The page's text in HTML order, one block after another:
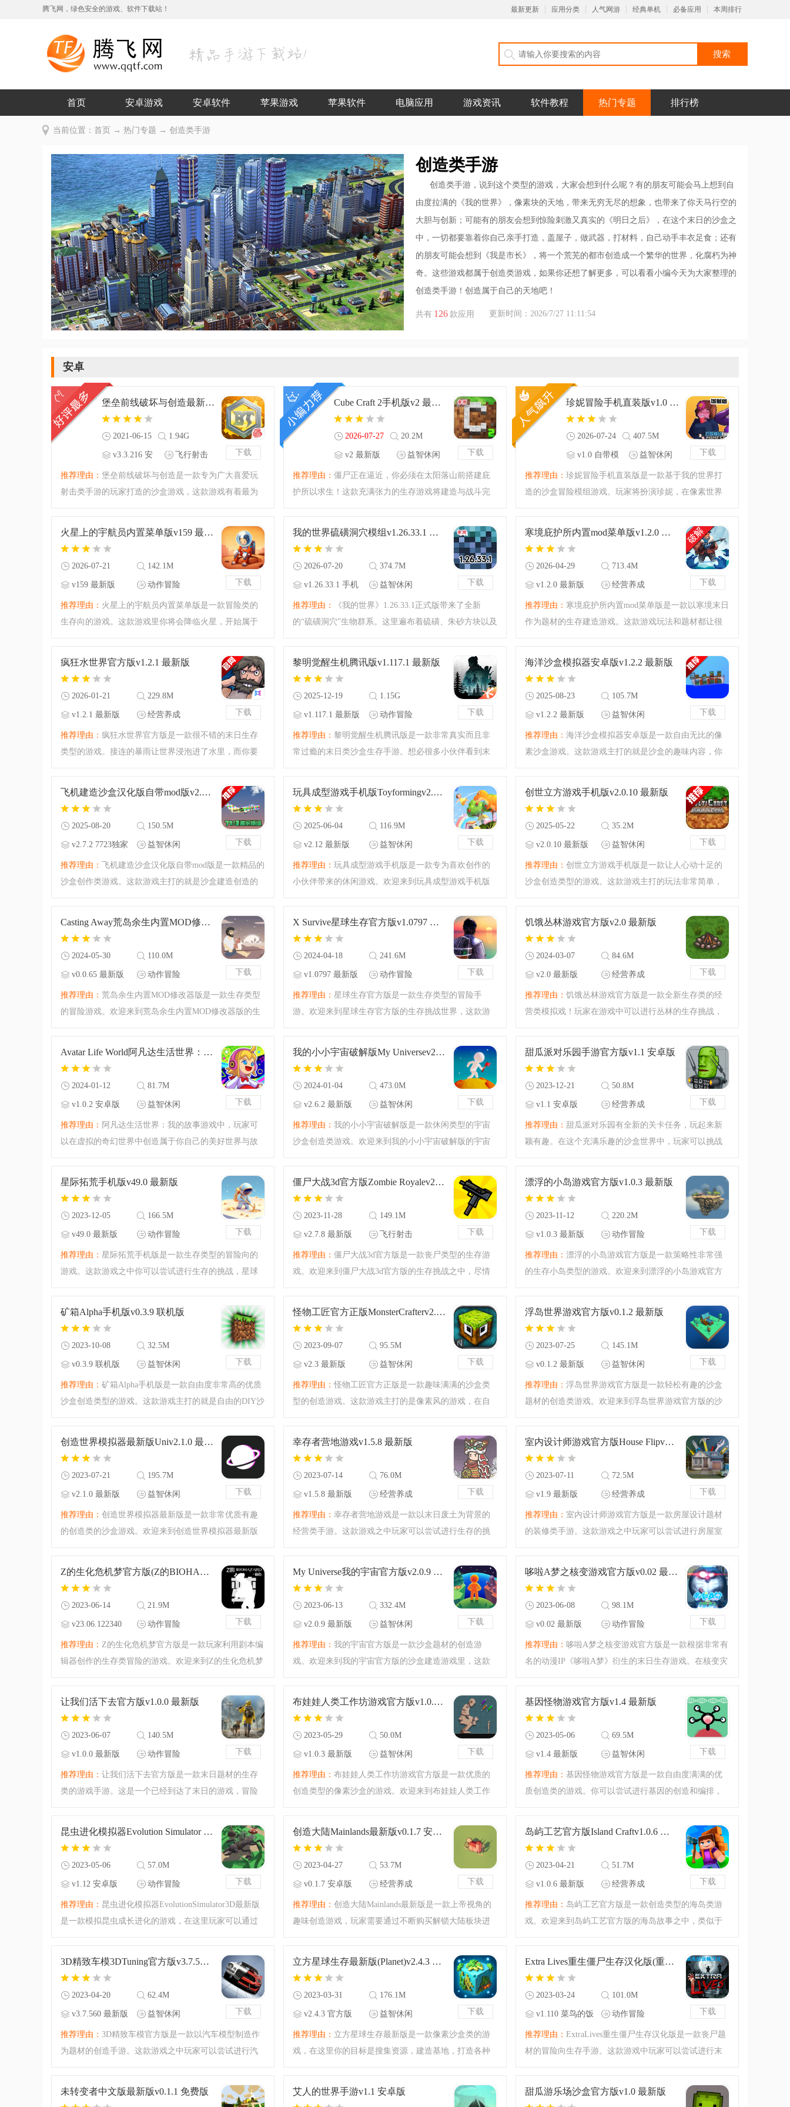
腾飞网，绿色安全的游戏、软件下载站！ 最新更新 应用分类 人气网游 经典单机 必备应用 本周排行
首页 安卓游戏 安卓软件 苹果游戏 苹果软件 电脑应用 游戏资讯 软件教程 热门专题 排行榜
当前位置： 首页 → 热门专题 → 创造类手游
创造类手游
创造类手游，说到这个类型的游戏，大家会想到什么呢？有的朋友可能会马上想到自
由度拉满的《我的世界》，像素块的天地，带来无穷无尽的想象，也带来了你天马行空的
大胆与创新；可能有的朋友会想到惊险刺激又真实的《明日之后》，在这个末日的沙盒之
中，一切都要靠着你自己亲手打造，盖屋子，做武器，打材料，自己动手丰衣足食；还有
的朋友可能会想到《我是市长》，将一个荒芜的都市创造成一个繁华的世界，化腐朽为神
奇。这些游戏都属于创造类游戏，如果你还想了解更多，可以看看小编今天为大家整理的
创造类手游！创造属于自己的天地吧！
共有 126 款应用 更新时间：2026/7/27 11:11:54
安卓
下载
堡垒前线破坏与创造最新版v3.3.216 安卓版
2021-06-15 1.94G
v3.3.216 安
飞行射击
推荐理由： 堡垒前线破坏与创造是一款专为广大喜爱玩
射击类手游的玩家打造的沙盒游戏，这款游戏有着最为
良好的射击手感，还原最初的射击游戏乐趣，打造更多
下载
Cube Craft 2手机版v2 最新版
2026-07-27 20.2M
v2 最新版 益智休闲
推荐理由： 僵尸正在逼近，你必须在太阳落山前搭建庇
护所以求生！这款充满张力的生存游戏将建造与战斗完
击，用火焰将它们彻底烧毁。在危机四伏的世界中，你
下载
珍妮冒险手机直装版v1.0 自带模组版
2026-07-24 407.5M
v1.0 自带模
益智休闲
推荐理由： 珍妮冒险手机直装版是一款基于我的世界打
造的沙盒冒险模组游戏。玩家将扮演珍妮，在像素世界
骤，下载即可直接畅玩，体验与珍妮互动的全新冒险乐
下载
火星上的宇航员内置菜单版v159 最新版
2026-07-21 142.1M
v159 最新版 动作冒险
推荐理由： 火星上的宇航员内置菜单版是一款冒险类的
生存向的游戏。这款游戏里你将会降临火星，开始属于
这里经营属于你的能量站，腾飞小编带来的还是内置菜
下载
我的世界硫磺洞穴模组v1.26.33.1 手机版
2026-07-20 374.7M
v1.26.33.1 手机
益智休闲
推荐理由：
《我的世界》1.26.33.1正式版带来了全新
的“硫磺洞穴”生物群系。这里遍布着硫磺、朱砂方块以及
态。在深岩层下，你将面对充满挑战的地下环境，利用
下载
寒境庇护所内置mod菜单版v1.2.0 最新版
2026-04-29 713.4M
v1.2.0 最新版 经营养成
推荐理由： 寒境庇护所内置mod菜单版是一款以寒境末日
作为题材的生存建造游戏。这款游戏玩法和题材都让很
内置了作弊菜单，能够为你修改各种资源内容，有兴趣
下载
疯狂水世界官方版v1.2.1 最新版
2026-01-21 229.8M
v1.2.1 最新版 经营养成
推荐理由： 疯狂水世界官方版是一款很不错的末日生存
类型的游戏。接连的暴雨让世界浸泡进了水里，而你要
生代生存模拟建造游戏，带着你的同伴一起生存和创
下载
黎明觉醒生机腾讯版v1.117.1 最新版
2025-12-19 1.15G
v1.117.1 最新版 动作冒险
推荐理由： 黎明觉醒生机腾讯版是一款非常真实而且非
常过瘾的末日类沙盒生存手游。想必很多小伙伴看到末
末日沙盒体验，超真实的特效制作，让你切实感觉身处
下载
海洋沙盒模拟器安卓版v1.2.2 最新版
2025-08-23 105.7M
v1.2.2 最新版 益智休闲
推荐理由： 海洋沙盒模拟器安卓版是一款自由无比的像
素沙盒游戏。这款游戏主打的就是沙盒的趣味内容，你
游戏，自行创作沙盒的剧本，如果你有兴趣就来腾飞网
下载
飞机建造沙盒汉化版自带mod版v2.7.2 7723独家模组版
2025-08-20 150.5M
v2.7.2 7723独家
益智休闲
推荐理由：
飞机建造沙盒汉化版自带mod版是一款精品的
沙盒创作类游戏。这款游戏主打的就是沙盒建造创造的
了7723模组菜单，你可以利用模组菜单里面的内容进行
下载
玩具成型游戏手机版Toyformingv2.12 最新版
2025-06-04 116.9M
v2.12 最新版 益智休闲
推荐理由： 玩具成型游戏手机版是一款专为喜欢创作的
小伙伴带来的休闲游戏。欢迎来到玩具成型游戏手机版
可以进行玩具物品的融合和创作，有兴趣的小伙伴可以
下载
创世立方游戏手机版v2.0.10 最新版
2025-05-22 35.2M
v2.0.10 最新版 益智休闲
推荐理由： 创世立方游戏手机版是一款让人心动十足的
沙盒创造类型的游戏。这款游戏主打的玩法非常简单，
的沙盒世界，在这里定制规则，随心去创造，有兴趣的
下载
Casting Away荒岛余生内置MOD修改器版v0.0.65 最新版
2024-05-30 110.0M
v0.0.65 最新版 动作冒险
推荐理由： 荒岛余生内置MOD修改器版是一款生存类型
的冒险游戏。欢迎来到荒岛余生内置MOD修改器版的生
建造你的营地吧！今天腾飞小编带来的是破解版本，游
下载
X Survive星球生存官方版v1.0797 最新版
2024-04-18 241.6M
v1.0797 最新版 动作冒险
推荐理由： 星球生存官方版是一款生存类型的冒险手
游。欢迎来到星球生存官方版的生存挑战世界，这款游
到生存的资源，还需要与外星的生物进行对抗！非常刺
下载
饥饿丛林游戏官方版v2.0 最新版
2024-03-07 84.6M
v2.0 最新版 经营养成
推荐理由： 饥饿丛林游戏官方版是一款全新生存类的经
营类模拟戏！玩家在游戏中可以进行丛林的生存挑战，
荒野生存种田游戏，下载饥饿丛林游戏官方版开始你的
下载
Avatar Life World阿凡达生活世界：我的故事游戏官方版v1.0.2 安卓版
2024-01-12 81.7M
v1.0.2 安卓版 益智休闲
推荐理由： 阿凡达生活世界：我的故事游戏中，玩家可
以在虚拟的奇幻世界中创造属于你自己的美好世界与故
人进行社交互动，或者展开一场刺激的冒险。这款游戏
下载
我的小小宇宙破解版My Universev2.6.2 最新版
2024-01-04 473.0M
v2.6.2 最新版 益智休闲
推荐理由： 我的小小宇宙破解版是一款休闲类型的宇宙
沙盒创造类游戏。欢迎来到我的小小宇宙破解版的宇宙
腾飞小编准备的是破解版本，资源不减反增越用越多，
下载
甜瓜派对乐园手游官方版v1.1 安卓版
2023-12-21 50.8M
v1.1 安卓版 经营养成
推荐理由： 甜瓜派对乐园有全新的关卡任务，玩起来新
颖有趣。在这个充满乐趣的沙盒世界中，玩家可以挑战
玩法和任务等待玩家去解锁，带来令人期待的趣味故事
下载
星际拓荒手机版v49.0 最新版
2023-12-05 166.5M
v49.0 最新版 动作冒险
推荐理由： 星际拓荒手机版是一款生存类型的冒险向的
游戏。这款游戏之中你可以尝试进行生存的挑战，星球
得更多的资源建造属于你的基地和家园，下载星际拓荒
下载
僵尸大战3d官方版Zombie Royalev2.7.8 最新版
2023-11-28 149.1M
v2.7.8 最新版 飞行射击
推荐理由： 僵尸大战3d官方版是一款丧尸类型的生存游
戏。欢迎来到僵尸大战3d官方版的生存挑战之中，尽情
戏，你将会作为这个世界中少有的幸存者开始属于你的
下载
漂浮的小岛游戏官方版v1.0.3 最新版
2023-11-12 220.2M
v1.0.3 最新版 动作冒险
推荐理由： 漂浮的小岛游戏官方版是一款策略性非常强
的生存小岛类型的游戏。欢迎来到漂浮的小岛游戏官方
游戏的话不妨来下载漂浮的小岛游戏官方版试试看哦！
下载
矿箱Alpha手机版v0.3.9 联机版
2023-10-08 32.5M
v0.3.9 联机版 益智休闲
推荐理由： 矿箱Alpha手机版是一款自由度非常高的优质
沙盒创造类型的游戏。这款游戏主打的就是自由的DIY沙
挑战，下载矿箱Alpha手机版试试看如何？很不错的沙盒
下载
怪物工匠官方正版MonsterCrafterv2.3 最新版
2023-09-07 95.5M
v2.3 最新版 益智休闲
推荐理由：怪物工匠官方正版是一款趣味满满的沙盒类
型的创造游戏。这款游戏主打的是像素风的游戏，在自
创造类沙盒游戏，下载怪物工匠官方正版开始你的创造
下载
浮岛世界游戏官方版v0.1.2 最新版
2023-07-25 145.1M
v0.1.2 最新版 益智休闲
推荐理由： 浮岛世界游戏官方版是一款轻松有趣的沙盒
题材的创造类游戏。欢迎来到浮岛世界游戏官方版的沙
玩法，开启属于你的浮岛沙盒物语，一起来创造属于你
下载
创造世界模拟器最新版Univ2.1.0 最新版
2023-07-21 195.7M
v2.1.0 最新版 益智休闲
推荐理由： 创造世界模拟器最新版是一款非常优质有趣
的创造类的沙盒游戏。欢迎来到创造世界模拟器最新版
试让你的世界有你独特的风格，下载创造世界模拟器最
下载
幸存者营地游戏v1.5.8 最新版
2023-07-14 76.0M
v1.5.8 最新版 经营养成
推荐理由： 幸存者营地游戏是一款以末日废土为背景的
经营类手游。这款游戏之中玩家可以尝试进行生存的挑
下载
室内设计师游戏官方版House Flipv1.9 最新版
2023-07-11 72.5M
v1.9 最新版 经营养成
推荐理由： 室内设计师游戏官方版是一款房屋设计题材
的装修类手游。这款游戏之中玩家可以尝试进行房屋室
的游戏内容更新，各种饰品也更新了，大家可以来试试
下载
Z的生化危机梦官方版(Z的BIOHAZARD 「梦」)v23.06.122340 最新版
2023-06-14 21.9M
v23.06.122340
动作冒险
推荐理由： Z的生化危机梦官方版是一款玩家利用剧本编
辑器创作的生存类冒险的游戏。欢迎来到Z的生化危机梦
享受这生化末日的刺激探索，看看你能够在这个世界中
下载
My Universe我的宇宙官方版v2.0.9 最新版
2023-06-13 332.4M
v2.0.9 最新版 益智休闲
推荐理由： 我的宇宙官方版是一款沙盒题材的创造游
戏。欢迎来到我的宇宙官方版的沙盒建造游戏里，这款
宙是在你的手中转动的，一切的规则秩序你都可以去制
下载
哆啦A梦之核变游戏官方版v0.02 最新版
2023-06-08 98.1M
v0.02 最新版 动作冒险
推荐理由： 哆啦A梦之核变游戏官方版是一款根据非常有
名的动漫IP《哆啦A梦》衍生的末日生存游戏。在核变灾
游戏官方版开始你的挑战吧！刺激满满的生存，充满震
下载
让我们活下去官方版v1.0.0 最新版
2023-06-07 140.5M
v1.0.0 最新版 动作冒险
推荐理由： 让我们活下去官方版是一款末日题材的生存
类的游戏手游。这是一个已经到达了末日的游戏，冒险
全新的故事，想要活下去就要勇敢的去挑战那些可怕的
下载
布娃娃人类工作坊游戏官方版v1.0.3 最新版
2023-05-29 50.0M
v1.0.3 最新版 益智休闲
推荐理由： 布娃娃人类工作坊游戏官方版是一款优质的
创造类型的像素沙盒的游戏。欢迎来到布娃娃人类工作
袭，精彩的创造玩法，创作属于你的剧本如何？游戏类
下载
基因怪物游戏官方版v1.4 最新版
2023-05-06 69.5M
v1.4 最新版 益智休闲
推荐理由： 基因怪物游戏官方版是一款自由度满满的优
质创造类的游戏。你可以尝试进行基因的创造和编排，
情去决定。奇趣满满的基因改变创造的游戏，下载基因
下载
昆虫进化模拟器Evolution Simulator 3D最新版v1.12 安卓版
2023-05-06 57.0M
v1.12 安卓版 动作冒险
推荐理由： 昆虫进化模拟器EvolutionSimulator3D最新版
是一款模拟昆虫成长进化的游戏，在这里玩家可以通过
物种进行成长，见证生物进化，欢迎下载体验！
下载
创造大陆Mainlands最新版v0.1.7 安卓版
2023-04-27 53.7M
v0.1.7 安卓版 经营养成
推荐理由： 创造大陆Mainlands最新版是一款上帝视角的
趣味创造游戏，玩家需要通过不断购买解锁大陆板块进
趣，在这里可以自由进行创建，欢迎下载体验！
下载
岛屿工艺官方版Island Craftv1.0.6 最新版
2023-04-21 51.7M
v1.0.6 最新版 经营养成
推荐理由： 岛屿工艺官方版是一款创造类型的海岛类游
戏。欢迎来到岛屿工艺官方版的海岛故事之中，类似于
编准备的是全新的官方版本，你可以体验最新的游戏内
下载
3D精致车模3DTuning官方版v3.7.560 最新版
2023-04-20 62.4M
v3.7.560 最新版 益智休闲
推荐理由： 3D精致车模官方版是一款以汽车模型制造作
为题材的创造手游。这款游戏之中玩家可以尝试进行汽
的创造拼装玩法等你来体验哦！完整的官方版本为你准
下载
立方星球生存最新版(Planet)v2.4.3 官方版
2023-03-31 176.1M
v2.4.3 官方版 益智休闲
推荐理由： 立方星球生存最新版是一款像素沙盒类的游
戏，在这里你的目标是搜集资源，建造基地，打造各种
种各样的危险，成功的生存下去，感兴趣的快来本站下
下载
Extra Lives重生僵尸生存汉化版(重生僵尸生存菜鸟的饭桶汉化96%)v1.110 菜鸟的饭桶汉化版
2023-03-24 101.0M
v1.110 菜鸟的饭
动作冒险
推荐理由： ExtraLives重生僵尸生存汉化版是一款丧尸题
材的冒险向生存手游。这款游戏中玩家可以尝试进行末
存？不仅仅需要面对丧尸的袭击拥有足够精准的枪法，
未转变者中文版最新版v0.1.1 免费版 艾人的世界手游v1.1 安卓版 甜瓜游乐场沙盒官方版v1.0 最新版